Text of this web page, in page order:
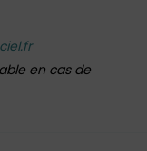
en cas de